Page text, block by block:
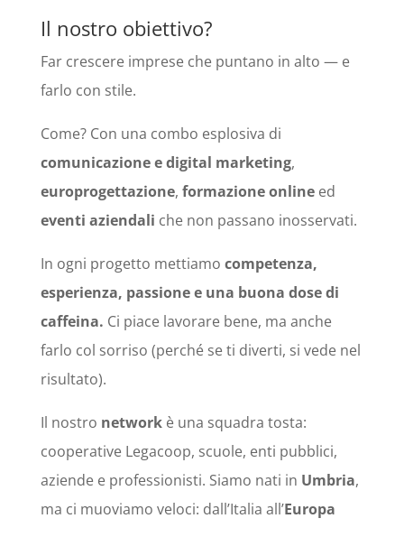
Il nostro obiettivo?
Far crescere imprese che puntano in alto — e
farlo con stile.
Come? Con una combo esplosiva di
comunicazione e digital marketing,
europrogettazione, formazione onlineed
eventi aziendali che non passano inosservati.
In ogni progetto mettiamo competenza,
esperienza, passione e una buona dose di
caffeina. Ci piace lavorare bene, ma anche
farlo col sorriso (perché se ti diverti, si vede nel
risultato).
Il nostro networkè una squadra tosta:
cooperative Legacoop, scuole, enti pubblici,
aziende e professionisti. Siamo nati in Umbria,
ma ci muoviamo veloci: dall’Italia all’Europa